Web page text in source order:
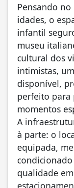
Pensando
idades, o
infantil
museu
cultural dos
intimistas,
disponível,
perfeito para
momentos
A
à parte: o
equipada,
qualidade